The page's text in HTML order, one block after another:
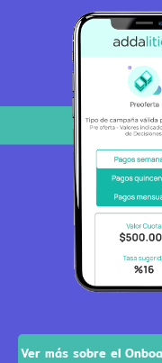
Ver más sobre el